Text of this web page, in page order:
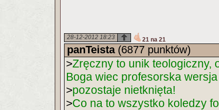
28-12-2012 18:23 21 na 21
panTeista(6877 punktów)
>Zręczny to unik teologiczny,
Boga wiec profesorska wersja
>pozostaje nietknięta!
>Co na to wszystko koledzy